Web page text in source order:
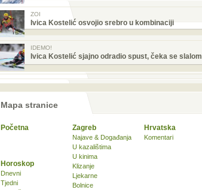
ZOI
Ivica Kostelić osvojio srebro u kombinaciji
IDEMO!
Ivica Kostelić sjajno odradio spust, čeka se slalom
Mapa stranice
Početna Zagreb
Najave & Događanja
U kazalištima
U kinima
Klizanje
Ljekarne
Bolnice
Hrvatska
Komentari
Horoskop
Dnevni
Tjedni